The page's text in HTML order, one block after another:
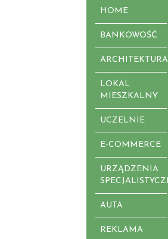
HOME
BANKOWOŚĆ
ARCHITEKTURA
LOKAL
MIESZKALNY
UCZELNIE
E-COMMERCE
URZĄDZENIA
AUTA
REKLAMA